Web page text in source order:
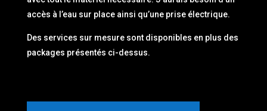
accès à l’eau sur place ainsi qu’une prise électrique.
Des services sur mesure sont disponibles en plus des
packages présentés ci-dessus.